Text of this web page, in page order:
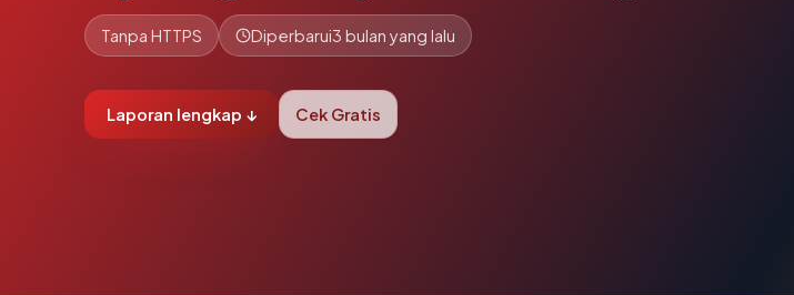
Tanpa HTTPS Diperbarui3 bulan yang lalu
Laporan lengkap ↓ Cek Gratis